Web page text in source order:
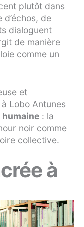
plutôt dans
de
dialoguent
de manière
comme un
et
Lobo Antunes
humaine : la
noir comme
collective.
à